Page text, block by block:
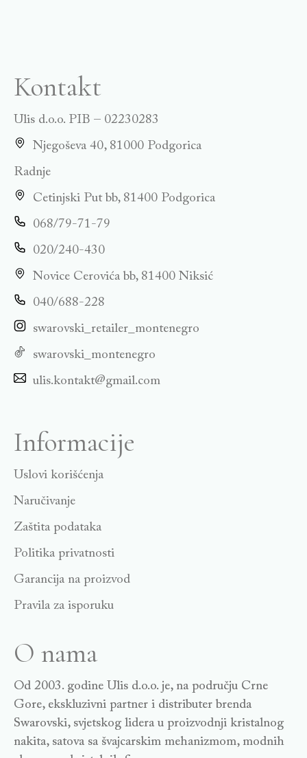
Kontakt
Ulis d.o.o. PIB – 02230283
Njegoševa 40, 81000 Podgorica
Radnje
Cetinjski Put bb, 81400 Podgorica
068/79-71-79
020/240-430
Novice Cerovića bb, 81400 Niksić
040/688-228
swarovski_retailer_montenegro
swarovski_montenegro
ulis.kontakt@gmail.com
Informacije
Uslovi korišćenja
Naručivanje
Zaštita podataka
Politika privatnosti
Garancija na proizvod
Pravila za isporuku
O nama
Od 2003. godine Ulis d.o.o. je, na području Crne
Gore, ekskluzivni partner i distributer brenda
Swarovski, svjetskog lidera u proizvodnji kristalnog
nakita, satova sa švajcarskim mehanizmom, modnih